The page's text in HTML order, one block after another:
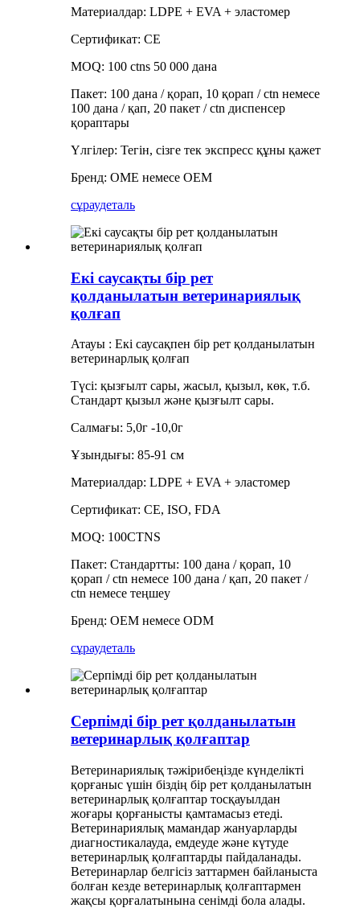
Материалдар: LDPE + EVA + эластомер
Сертификат: CE
MOQ: 100 ctns 50 000 дана
Пакет: 100 дана / қорап, 10 қорап / ctn немесе
100 дана / қап, 20 пакет / ctn диспенсер
қораптары
Үлгілер: Тегін, сізге тек экспресс құны қажет
Бренд: OME немесе OEM
сұраудеталь
Екі саусақты бір рет
қолданылатын ветеринариялық
қолғап
Атауы : Екі саусақпен бір рет қолданылатын
ветеринарлық қолғап
Түсі: қызғылт сары, жасыл, қызыл, көк, т.б.
Стандарт қызыл және қызғылт сары.
Салмағы: 5,0г -10,0г
Ұзындығы: 85-91 см
Материалдар: LDPE + EVA + эластомер
Сертификат: CE, ISO, FDA
MOQ: 100CTNS
Пакет: Стандартты: 100 дана / қорап, 10
қорап / ctn немесе 100 дана / қап, 20 пакет /
ctn немесе теңшеу
Бренд: OEM немесе ODM
сұраудеталь
Серпімді бір рет қолданылатын
ветеринарлық қолғаптар
Ветеринариялық тәжірибеңізде күнделікті
қорғаныс үшін біздің бір рет қолданылатын
ветеринарлық қолғаптар тосқауылдан
жоғары қорғанысты қамтамасыз етеді.
Ветеринариялық мамандар жануарларды
диагностикалауда, емдеуде және күтуде
ветеринарлық қолғаптарды пайдаланады.
Ветеринарлар белгісіз заттармен байланыста
болған кезде ветеринарлық қолғаптармен
жақсы қорғалатынына сенімді бола алады.